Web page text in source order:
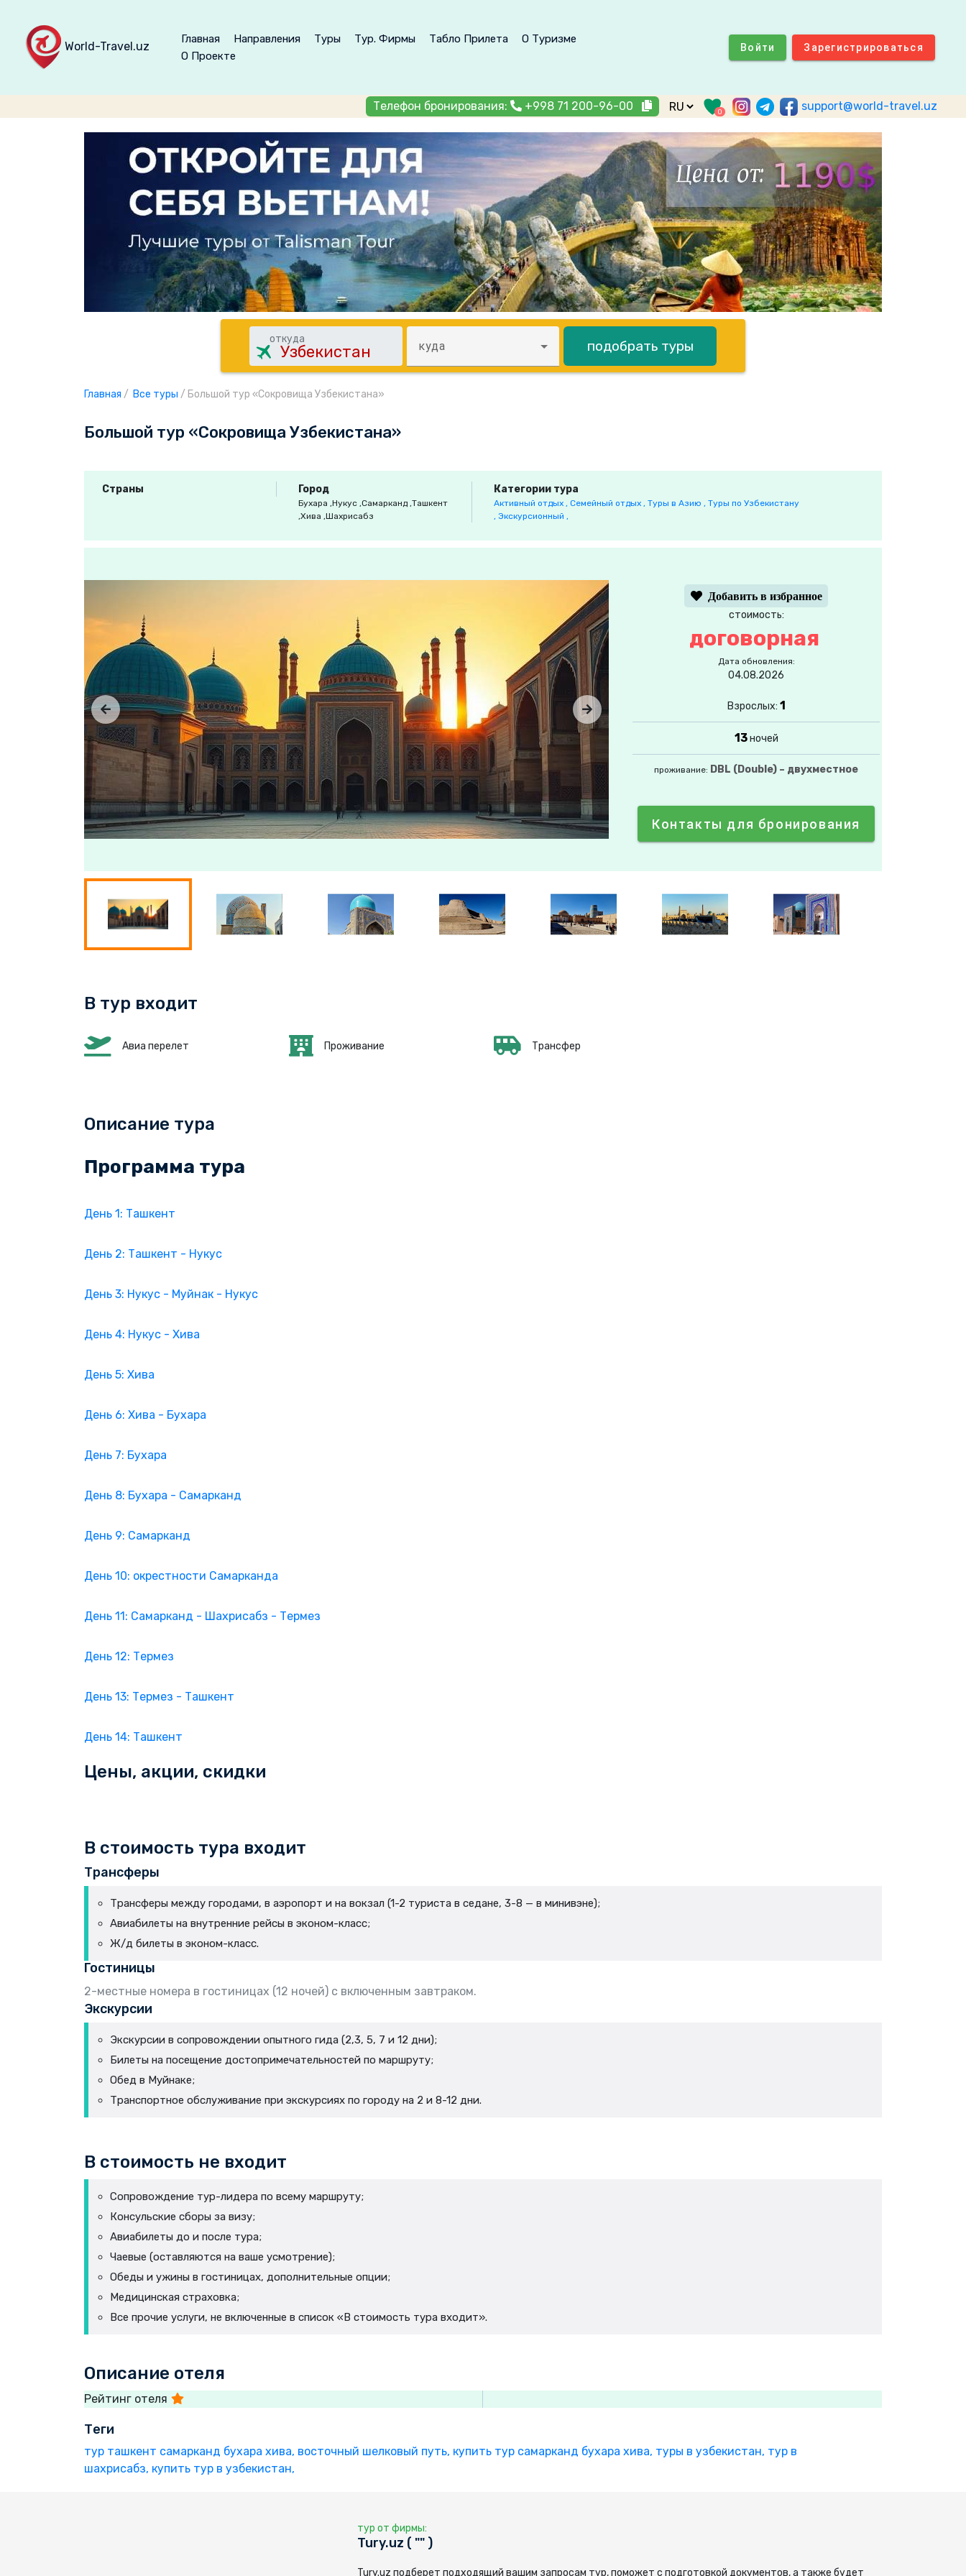
World-Travel.uz
Главная Направления Туры Тур. Фирмы Табло Прилета
О Туризме
О Проекте
Войти Зарегистрироваться
Телефон бронирования: +998 71 200-96-00 0 support@world-travel.uz
откуда
куда подобрать туры
Главная / Все туры / Большой тур «Сокровища Узбекистана»
Большой тур «Сокровища Узбекистана»
Страны Город
Бухара ,Нукус ,Самарканд ,Ташкент
,Хива ,Шахрисабз
Категории тура
Активный отдых , Семейный отдых , Туры в Азию , Туры по Узбекистану
, Экскурсионный ,
Добавить в избранное
стоимость:
договорная
Дата обновления:
04.08.2026
Взрослых: 1
13ночей
проживание: DBL (Double) – двухместное
Контакты для бронирования
В тур входит
Авиа перелет Проживание Трансфер
Описание тура
Программа тура
День 1: Ташкент
День 2: Ташкент - Нукус
День 3: Нукус - Муйнак - Нукус
День 4: Нукус - Хива
День 5: Хива
День 6: Хива - Бухара
День 7: Бухара
День 8: Бухара - Самарканд
День 9: Самарканд
День 10: окрестности Самарканда
День 11: Самарканд - Шахрисабз - Термез
День 12: Термез
День 13: Термез - Ташкент
День 14: Ташкент
Цены, акции, скидки
В стоимость тура входит
Трансферы
Трансферы между городами, в аэропорт и на вокзал (1-2 туриста в седане, 3-8 — в минивэне);
Авиабилеты на внутренние рейсы в эконом-класс;
Ж/д билеты в эконом-класс.
Гостиницы
2-местные номера в гостиницах (12 ночей) с включенным завтраком.
Экскурсии
Экскурсии в сопровождении опытного гида (2,3, 5, 7 и 12 дни);
Билеты на посещение достопримечательностей по маршруту;
Обед в Муйнаке;
Транспортное обслуживание при экскурсиях по городу на 2 и 8-12 дни.
В стоимость не входит
Сопровождение тур-лидера по всему маршруту;
Консульские сборы за визу;
Авиабилеты до и после тура;
Чаевые (оставляются на ваше усмотрение);
Обеды и ужины в гостиницах, дополнительные опции;
Медицинская страховка;
Все прочие услуги, не включенные в список «В стоимость тура входит».
Описание отеля
Рейтинг отеля
Теги
тур ташкент самарканд бухара хива, восточный шелковый путь, купить тур самарканд бухара хива, туры в узбекистан, тур в
шахрисабз, купить тур в узбекистан,
тур от фирмы:
Tury.uz ( "" )
Tury.uz подберет подходящий вашим запросам тур, поможет с подготовкой документов, а также будет